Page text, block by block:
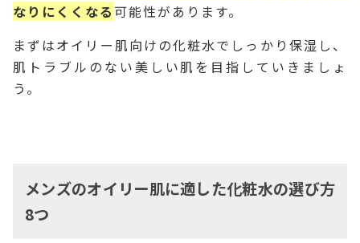
なりにくくなる 可能性があります。
まずはオイリー肌向けの化粧水でしっかり保湿し、
肌トラブルのない美しい肌を目指していきましょ
う。
メンズのオイリー肌に適した化粧水の選び方
8つ